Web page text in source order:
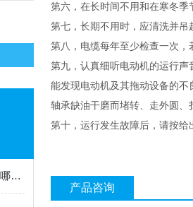
无堵塞自吸排污泵的优势都有哪些？
第六，在长时间不用和在寒冬季
第七，长期不用时，应清洗并吊
第八，电缆每年至少检查一次，
第九，认真细听电动机的运行
能发现电动机及其拖动设备的
轴承缺油干磨而堵转、走外圆、
第十，运行发生故障后，请按给
产品咨询